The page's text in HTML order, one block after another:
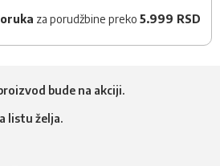
za porudžbine preko 5.999 RSD
bude na akciji.
listu želja.